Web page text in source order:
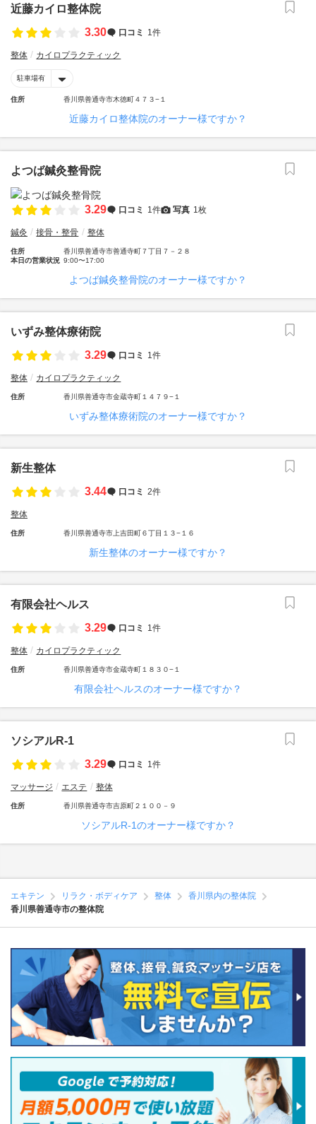
近藤カイロ整体院
3.30
口コミ 1件
整体 カイロプラクティック
駐車場有
住所 香川県善通寺市木徳町４７３−１
近藤カイロ整体院のオーナー様ですか？
よつば鍼灸整骨院
3.29 口コミ 1件 写真 1枚
鍼灸 接骨・整骨 整体
住所
香川県善通寺市善通寺町７丁目７－２８
本日の営業状況 9:00〜17:00
よつば鍼灸整骨院のオーナー様ですか？
いずみ整体療術院
3.29
口コミ 1件
整体 カイロプラクティック
住所 香川県善通寺市金蔵寺町１４７９−１
いずみ整体療術院のオーナー様ですか？
新生整体
3.44
口コミ 2件
整体
住所 香川県善通寺市上吉田町６丁目１３−１６
新生整体のオーナー様ですか？
有限会社ヘルス
3.29
口コミ 1件
整体 カイロプラクティック
住所 香川県善通寺市金蔵寺町１８３０−１
有限会社ヘルスのオーナー様ですか？
ソシアルR‐1
3.29
口コミ 1件
マッサージ エステ 整体
住所 香川県善通寺市吉原町２１００－９
ソシアルR‐1のオーナー様ですか？
エキテン リラク・ボディケア 整体
香川県内の整体院
香川県善通寺市の整体院